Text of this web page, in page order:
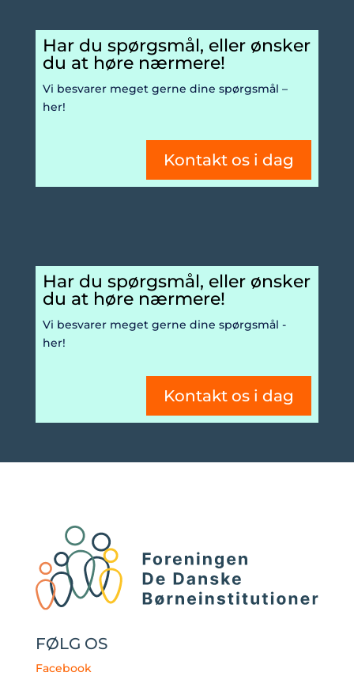
Har du spørgsmål, eller ​ønsker
du at høre nærmere!
Vi besvarer meget gerne dine spørgsmål –
her!
Kontakt os i dag
Har du spørgsmål, eller ​ønsker
du at høre nærmere!
Vi besvarer meget gerne dine spørgsmål -
her!
Kontakt os i dag
FØLG OS
Facebook